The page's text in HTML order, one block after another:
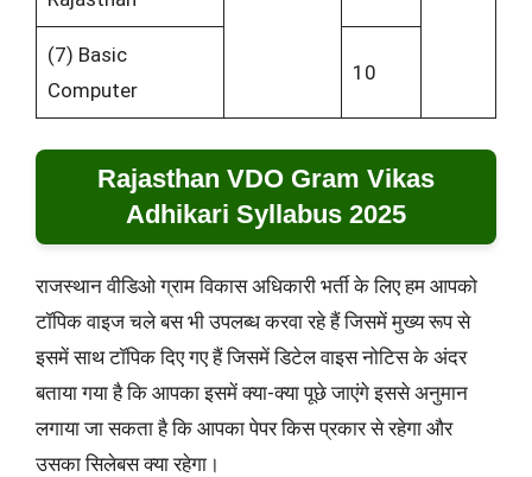
(7) Basic
Computer
10
Rajasthan VDO Gram Vikas
Adhikari Syllabus 2025
राजस्थान वीडिओ ग्राम विकास अधिकारी भर्ती के लिए हम आपको
टॉपिक वाइज चले बस भी उपलब्ध करवा रहे हैं जिसमें मुख्य रूप से
इसमें साथ टॉपिक दिए गए हैं जिसमें डिटेल वाइस नोटिस के अंदर
बताया गया है कि आपका इसमें क्या-क्या पूछे जाएंगे इससे अनुमान
लगाया जा सकता है कि आपका पेपर किस प्रकार से रहेगा और
उसका सिलेबस क्या रहेगा।